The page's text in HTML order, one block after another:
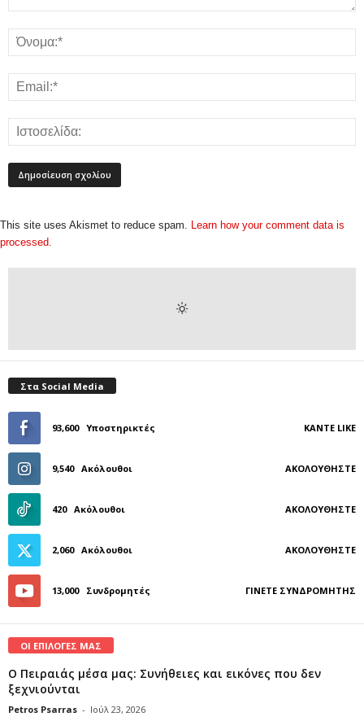
This site uses Akismet to reduce spam. Learn how your comment data is
processed.
Στα Social Media
93,600 Υποστηρικτές ΚΆΝΤΕ LIKE
9,540 Ακόλουθοι ΑΚΟΛΟΥΘΉΣΤΕ
420 Ακόλουθοι ΑΚΟΛΟΥΘΉΣΤΕ
2,060 Ακόλουθοι ΑΚΟΛΟΥΘΉΣΤΕ
13,000 Συνδρομητές ΓΊΝΕΤΕ ΣΥΝΔΡΟΜΗΤΉΣ
ΟΙ ΕΠΙΛΟΓΕΣ ΜΑΣ
Ο Πειραιάς μέσα μας: Συνήθειες και εικόνες που δεν
ξεχνιούνται
Petros Psarras - Ιούλ 23, 2026